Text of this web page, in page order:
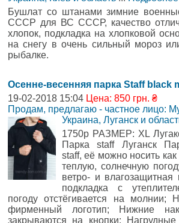
Бушлат со штанами зимние
СССР для ВС СССР, качество
хлопок, подкладка на хлопковой
на снегу в очень сильный мороз
рыбалке.
Осенне-весенняя парка Staff black
19-02-2018 15:04 Цена: 850 грн. ₴
Продам, предлагаю - частное лицо:
Украина, Луганск и
1750р РАЗМЕР: XL
Парка staff Луганск
staff, её можно носить
теплую, солнечную
ветро- и
подкладка с
погоду отстёгивается на молнии;
фирменный логотип; Нижние
закрываются на кнопки;